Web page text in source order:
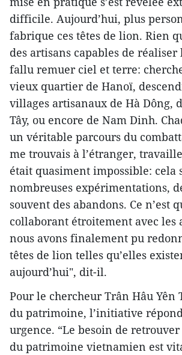
difficile. Aujourd’hui, plus
fabrique ces têtes de lion. Rien
des artisans capables de
fallu remuer ciel et terre:
vieux quartier de Hanoï,
villages artisanaux de Hà Dông,
Tây, ou encore de Nam Dinh.
un véritable parcours du
me trouvais à l’étranger,
était quasiment impossible: cela
nombreuses expérimentations,
souvent des abandons. Ce n’est
collaborant étroitement avec les
nous avons finalement pu
têtes de lion telles qu’elles
aujourd’hui", dit-il.
Pour le chercheur Trân Hâu Yên
du patrimoine, l’initiative
urgence. “Le besoin de
du patrimoine vietnamien est